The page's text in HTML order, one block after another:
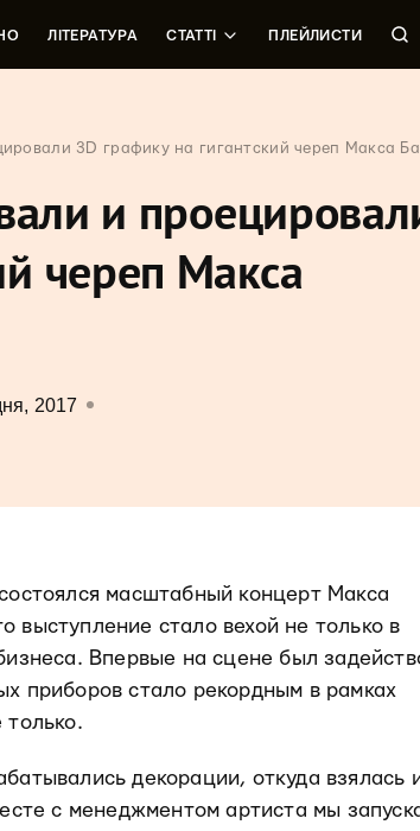
ЛІТЕРАТУРА СТАТТІ ПЛЕЙЛИСТИ
3D графику на гигантский череп Макса
и
череп Макса
2017
масштабный концерт Макса
выступление стало вехой не только в
Впервые на сцене был
приборов стало рекордным в рамках
только.
декорации, откуда взялась
с менеджментом артиста мы